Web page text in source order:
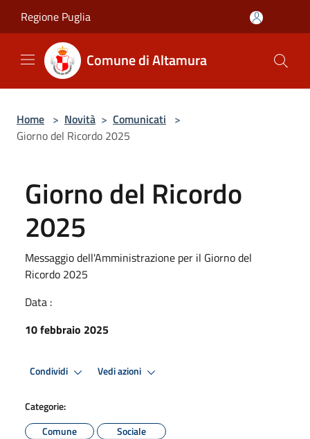
Regione Puglia
Comune di Altamura
Home > Novità > Comunicati >
Giorno del Ricordo 2025
Giorno del Ricordo
2025
Messaggio dell'Amministrazione per il Giorno del
Ricordo 2025
Data :
10 febbraio 2025
Condividi Vedi azioni
Categorie:
Comune
Sociale